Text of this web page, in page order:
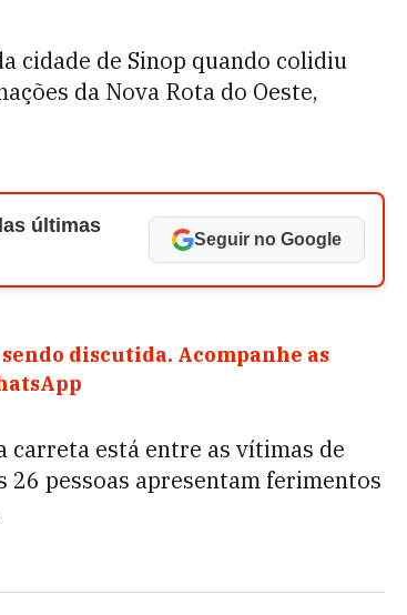
cidade de Sinop quando colidiu
da Nova Rota do Oeste,
últimas
Seguir no Google
discutida. Acompanhe as
carreta está entre as vítimas de
pessoas apresentam ferimentos